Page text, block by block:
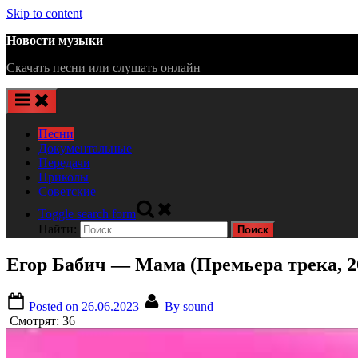
Skip to content
Новости музыки
Скачать песни или слушать онлайн
Песни
Документальные
Передачи
Приколы
Советские
Toggle search form
Найти:
Егор Бабич — Мама (Премьера трека,
Posted on 26.06.2023 By sound
Смотрят: 36